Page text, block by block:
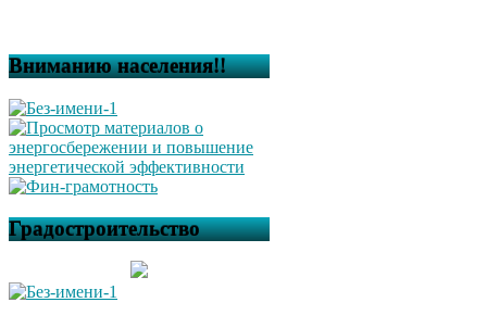
Вниманию населения!!
Градостроительство